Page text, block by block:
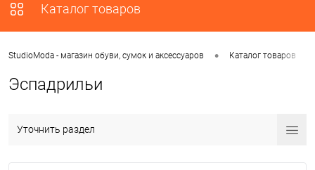
Каталог товаров
StudioModa - магазин обуви, сумок и аксессуаров • Каталог товаров
Эспадрильи
Уточнить раздел